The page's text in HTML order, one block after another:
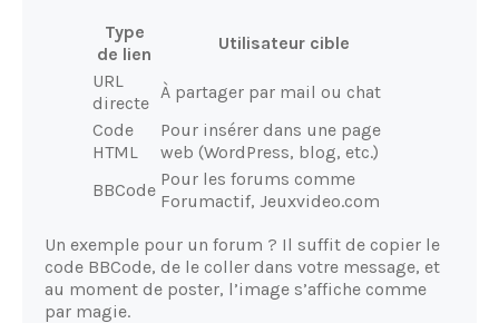
Type
de lien
Utilisateur cible
URL
directe
À partager par mail ou chat
Code
HTML
Pour insérer dans une page
web (WordPress, blog, etc.)
BBCode
Pour les forums comme
Forumactif, Jeuxvideo.com
Un exemple pour un forum ? Il suffit de copier le
code BBCode, de le coller dans votre message, et
au moment de poster, l’image s’affiche comme
par magie.